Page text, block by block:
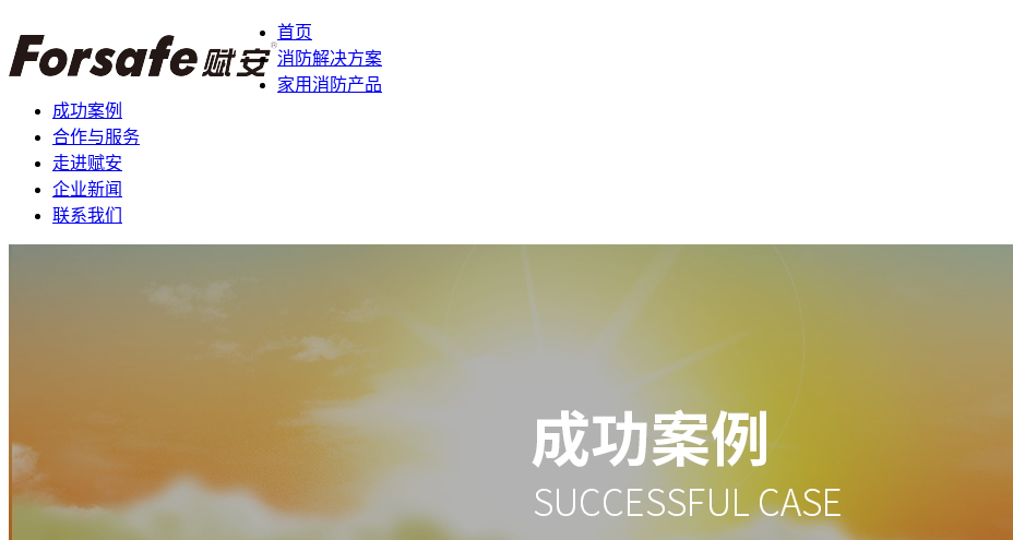
首页
消防解决方案
家用消防产品
成功案例
合作与服务
走进赋安
企业新闻
联系我们